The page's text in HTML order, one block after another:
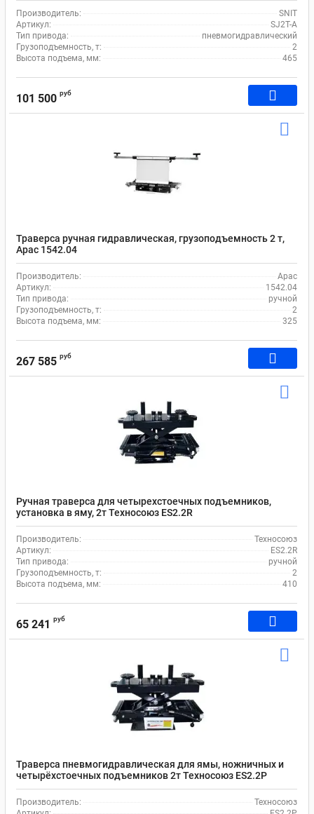
Производитель:
SNIT
Артикул:
SJ2T-A
Тип привода:
пневмогидравлический
Грузоподъемность, т:
2
Высота подъема, мм:
465
101 500 руб
Траверса ручная гидравлическая, грузоподъемность 2 т,
Apac 1542.04
Производитель:
Apac
Артикул:
1542.04
Тип привода:
ручной
Грузоподъемность, т:
2
Высота подъема, мм:
325
267 585 руб
Ручная траверса для четырехстоечных подъемников,
установка в яму, 2т Техносоюз ES2.2R
Производитель:
Техносоюз
Артикул:
ES2.2R
Тип привода:
ручной
Грузоподъемность, т:
2
Высота подъема, мм:
410
65 241 руб
Траверса пневмогидравлическая для ямы, ножничных и
четырёхстоечных подъемников 2т Техносоюз ES2.2P
Производитель:
Техносоюз